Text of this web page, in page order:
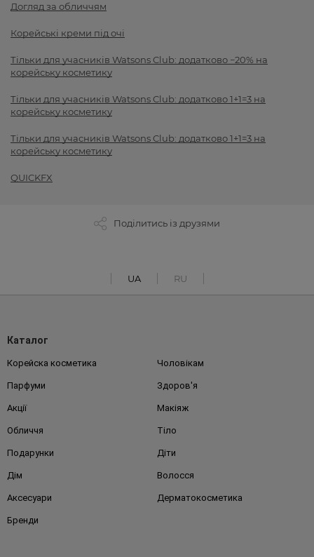
Догляд за обличчям
Корейські креми під очі
Тільки для учасників Watsons Club: додатково −20% на
корейську косметику
Тільки для учасників Watsons Club: додатково 1+1=3 на
корейську косметику
Тільки для учасників Watsons Club: додатково 1+1=3 на
корейську косметику
QUICKFX
Поділитись із друзями
UA RU
Каталог
Корейска косметика Чоловікам
Парфуми Здоров'я
Акції Макіяж
Обличчя Тіло
Подарунки Діти
Дім Волосся
Аксесуари Дерматокосметика
Бренди